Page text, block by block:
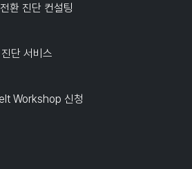
환 진단 컨설팅
단 서비스
Workshop 신청